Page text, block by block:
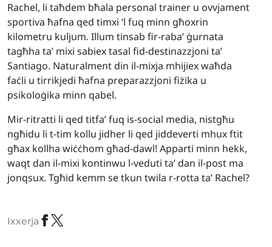
Rachel, li taħdem bħala personal trainer u ovvjament
sportiva ħafna qed timxi ‘l fuq minn għoxrin
kilometru kuljum. Illum tinsab fir-raba’ ġurnata
tagħha ta’ mixi sabiex tasal fid-destinazzjoni ta’
Santiago. Naturalment din il-mixja mhijiex waħda
faċli u tirrikjedi ħafna preparazzjoni fiżika u
psikoloġika minn qabel.
Mir-ritratti li qed titfa’ fuq is-social media, nistgħu
ngħidu li t-tim kollu jidher li qed jiddeverti mhux ftit
għax kollha wiċċhom għad-dawl! Apparti minn hekk,
waqt dan il-mixi kontinwu l-veduti ta’ dan il-post ma
jonqsux. Tgħid kemm se tkun twila r-rotta ta’ Rachel?
Ixxerja